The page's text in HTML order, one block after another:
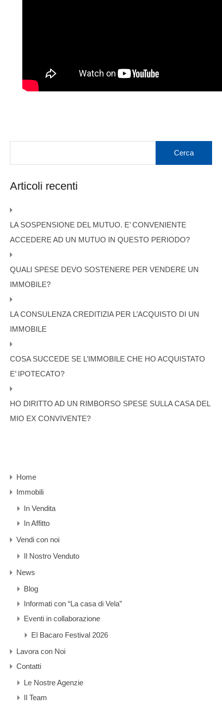
Articoli recenti
LA SOSPENSIONE DEL MUTUO. E’ CONVENIENTE
ACCEDERE AD UN MUTUO IN QUESTO PERIODO?
QUALI SPESE DEVO SOSTENERE PER VENDERE UN
IMMOBILE?
LA CONSULENZA CREDITIZIA PER L’ACQUISTO DI UN
IMMOBILE
COSA SUCCEDE SE L’IMMOBILE CHE HO ACQUISTATO
E’ IPOTECATO?
HO DIRITTO AD UN RIMBORSO SPESE SULLA CASA DEL
MIO EX CONVIVENTE?
Home
Immobili
In Vendita
In Affitto
Vendi con noi
Il Nostro Venduto
News
Blog
Informati con “La casa di Vela”
Eventi in collaborazione
El Bacaro Festival 2026
Lavora con Noi
Contatti
Le Nostre Agenzie
Il Team